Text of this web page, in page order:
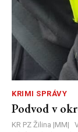
KRIMI SPRÁVY
Podvod v
KR PZ Žilina |MM|